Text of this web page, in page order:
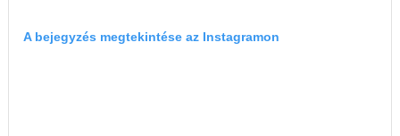
A bejegyzés megtekintése az Instagramon